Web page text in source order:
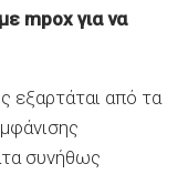
mpox για να
εξαρτάται από τα
συνήθως